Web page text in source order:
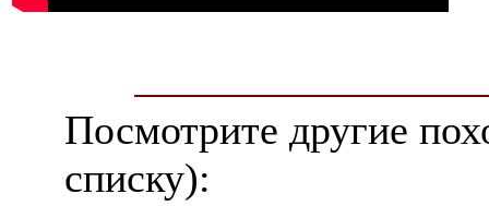
Посмотрите другие
списку):